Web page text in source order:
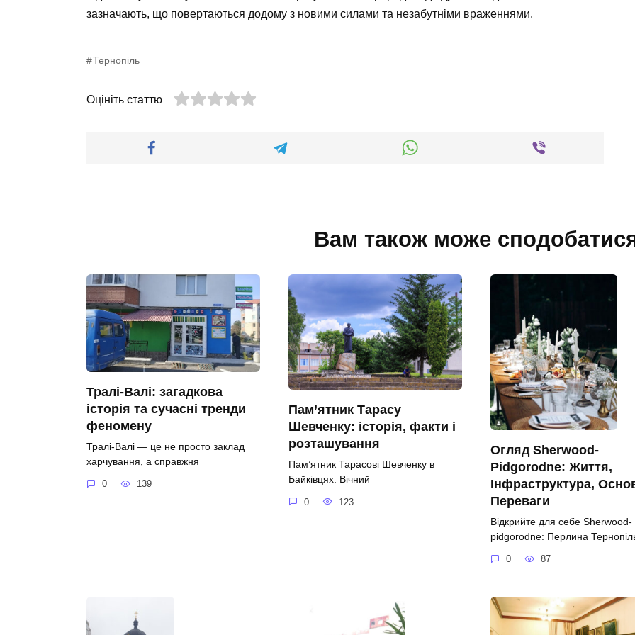
зазначають, що повертаються додому з новими силами та незабутніми враженнями.
Тернопіль
Оцініть статтю
Вам також може
Тралі-Валі: загадкова
історія та сучасні тренди
феномену
Тралі-Валі — це не просто заклад
харчування, а справжня
0 139
Пам’ятник Тарасу
Шевченку: історія, факти і
розташування
Пам’ятник Тарасові Шевченку в
Байківцях: Вічний
0 123
Огляд Sherwood-
Pidgorodne: Життя,
Інфраструктура,
Переваги
Відкрийте для себе Sherwood-
pidgorodne: Перлина
0 87